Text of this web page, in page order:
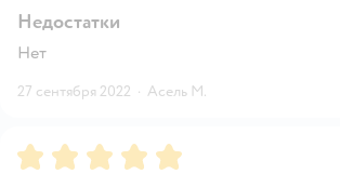
Недостатки
Нет
27 сентября 2022 · Асель М.
Рейтинг:5